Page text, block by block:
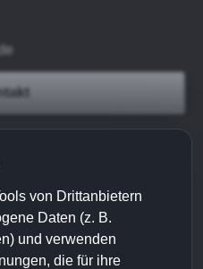
von Drittanbietern
Daten (z. B.
und verwenden
die für ihre